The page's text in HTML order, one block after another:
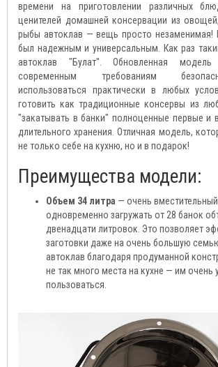
времени на приготовлении различных
ценителей домашней консервации из
рыбы автоклав — вещь просто незаменимая!
был надежным и универсальным. Как раз
автоклав "Булат". Обновленная
современным требованиям
использоваться практически в любых
готовить как традиционные консервы из
"закатывать в банки" полноценные первые и
длительного хранения. Отличная модель,
не только себе на кухню, но и в подарок!
Преимущества модели:
Объем 34 литра — очень
одновременно загружать от 28 банок
двенадцати литровок. Это позволяет
заготовки даже на очень большую
автоклав благодаря продуманной
не так много места на кухне — им очень
пользоваться.